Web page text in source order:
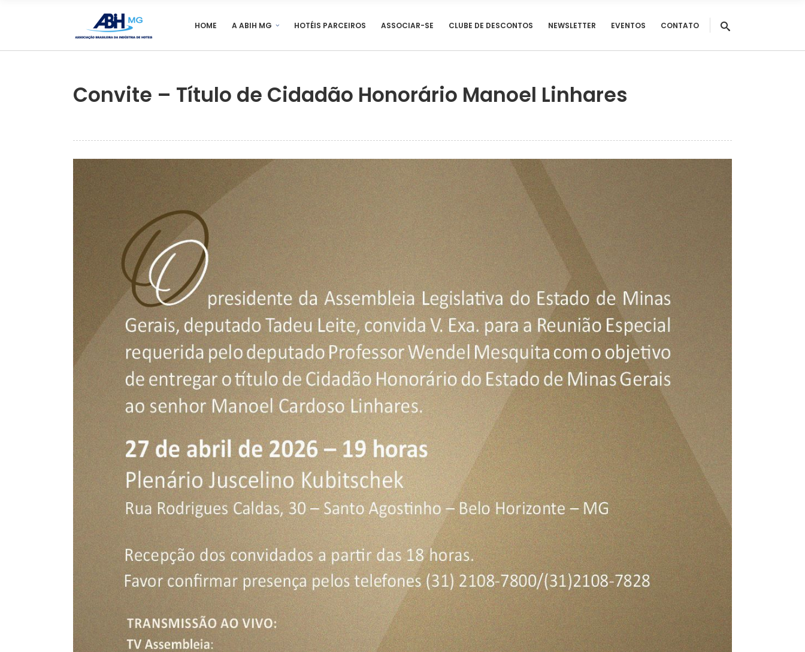
HOME A ABIH MG HOTÉIS PARCEIROS ASSOCIAR-SE CLUBE DE DESCONTOS NEWSLETTER EVENTOS CONTATO
Convite – Título de Cidadão Honorário Manoel Linhares